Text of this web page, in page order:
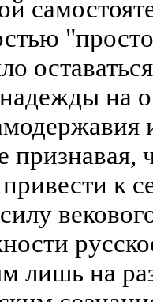
на
признавая,
к
лишь на